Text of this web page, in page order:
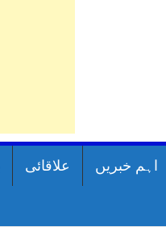
اہم خبریں علاقائی